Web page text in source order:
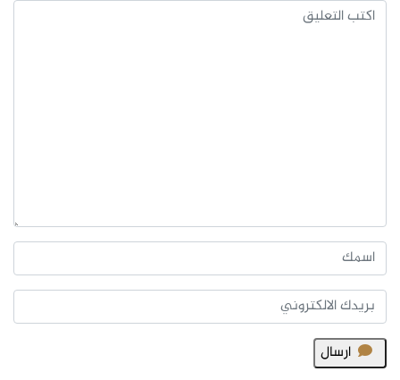
ارسال